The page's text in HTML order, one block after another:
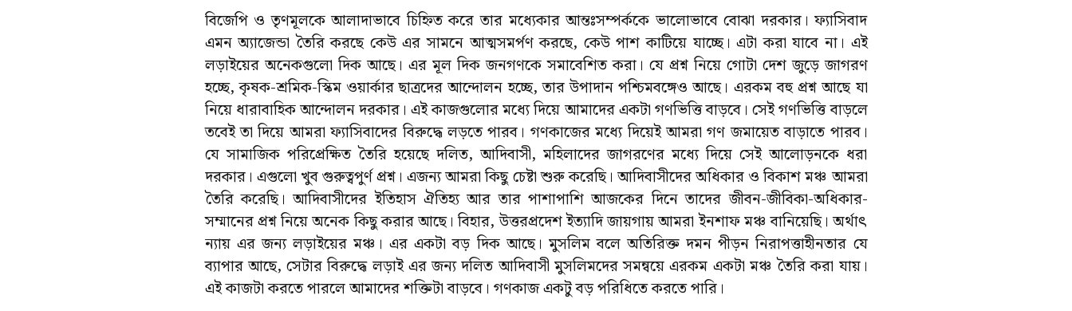
বিজেপি ও তৃণমূলকে আলাদাভাবে চিহ্নিত করে তার মধ্যেকার আন্তঃসম্পর্ককে ভালোভাবে বোঝা দরকার। ফ্যাসিবাদ
এমন অ্যাজেন্ডা তৈরি করছে কেউ এর সামনে আত্মসমর্পণ করছে, কেউ পাশ কাটিয়ে যাচ্ছে। এটা করা যাবে না। এই
লড়াইয়ের অনেকগুলো দিক আছে। এর মূল দিক জনগণকে সমাবেশিত করা। যে প্রশ্ন নিয়ে গোটা দেশ জুড়ে জাগরণ
হচ্ছে, কৃষক-শ্রমিক-স্কিম ওয়ার্কার ছাত্রদের আন্দোলন হচ্ছে, তার উপাদান পশ্চিমবঙ্গেও আছে। এরকম বহু প্রশ্ন আছে যা
নিয়ে ধারাবাহিক আন্দোলন দরকার। এই কাজগুলোর মধ্যে দিয়ে আমাদের একটা গণভিত্তি বাড়বে। সেই গণভিত্তি বাড়লে
তবেই তা দিয়ে আমরা ফ্যাসিবাদের বিরুদ্ধে লড়তে পারব। গণকাজের মধ্যে দিয়েই আমরা গণ জমায়েত বাড়াতে পারব।
যে সামাজিক পরিপ্রেক্ষিত তৈরি হয়েছে দলিত, আদিবাসী, মহিলাদের জাগরণের মধ্যে দিয়ে সেই আলোড়নকে ধরা
দরকার। এগুলো খুব গুরুত্বপুর্ণ প্রশ্ন। এজন্য আমরা কিছু চেষ্টা শুরু করেছি। আদিবাসীদের অধিকার ও বিকাশ মঞ্চ আমরা
তৈরি করেছি। আদিবাসীদের ইতিহাস ঐতিহ্য আর তার পাশাপাশি আজকের দিনে তাদের জীবন-জীবিকা-অধিকার-
সম্মানের প্রশ্ন নিয়ে অনেক কিছু করার আছে। বিহার, উত্তরপ্রদেশ ইত্যাদি জায়গায় আমরা ইনশাফ মঞ্চ বানিয়েছি। অর্থাৎ
ন্যায় এর জন্য লড়াইয়ের মঞ্চ। এর একটা বড় দিক আছে। মুসলিম বলে অতিরিক্ত দমন পীড়ন নিরাপত্তাহীনতার যে
ব্যাপার আছে, সেটার বিরুদ্ধে লড়াই এর জন্য দলিত আদিবাসী মুসলিমদের সমন্বয়ে এরকম একটা মঞ্চ তৈরি করা যায়।
এই কাজটা করতে পারলে আমাদের শক্তিটা বাড়বে। গণকাজ একটু বড় পরিধিতে করতে পারি।